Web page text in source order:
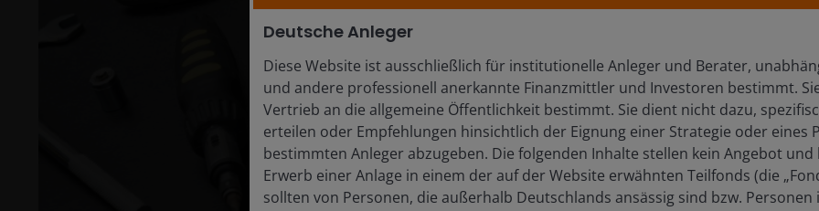
Deutsche Anleger
Diese Website ist ausschließlich für institutionelle Anleger und Berater,
und andere professionell anerkannte Finanzmittler und Investoren bestimmt.
Vertrieb an die allgemeine Öffentlichkeit bestimmt. Sie dient nicht dazu,
erteilen oder Empfehlungen hinsichtlich der Eignung einer Strategie oder eines
bestimmten Anleger abzugeben. Die folgenden Inhalte stellen kein Angebot und
Erwerb einer Anlage in einem der auf der Website erwähnten Teilfonds (die
sollten von Personen, die außerhalb Deutschlands ansässig sind bzw. Personen